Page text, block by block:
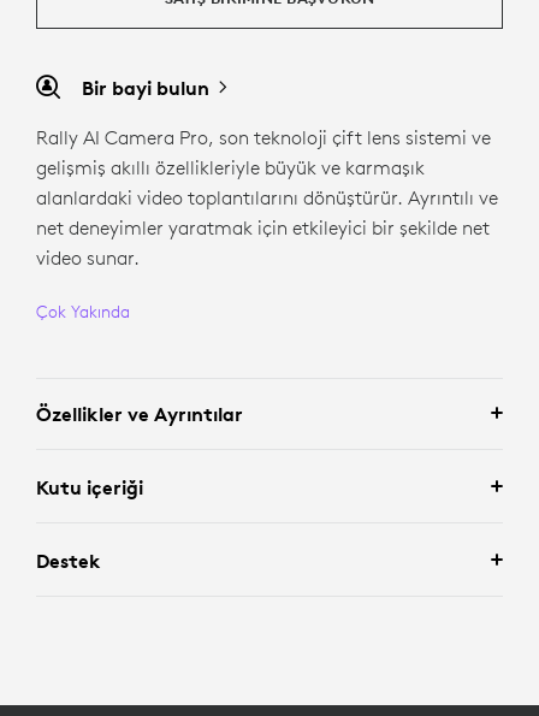
Bir bayi bulun
Rally AI Camera Pro, son teknoloji çift lens sistemi ve
gelişmiş akıllı özellikleriyle büyük ve karmaşık
alanlardaki video toplantılarını dönüştürür. Ayrıntılı ve
net deneyimler yaratmak için etkileyici bir şekilde net
video sunar.
Çok Yakında
Özellikler ve Ayrıntılar
Kutu içeriği
Destek